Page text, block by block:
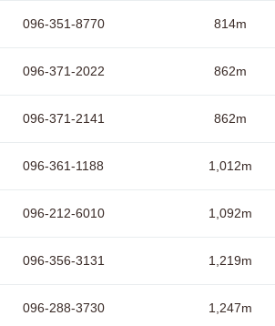
096-351-8770 814m
096-371-2022 862m
096-371-2141 862m
096-361-1188 1,012m
096-212-6010 1,092m
096-356-3131 1,219m
096-288-3730 1,247m